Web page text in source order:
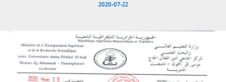
2020-07-22